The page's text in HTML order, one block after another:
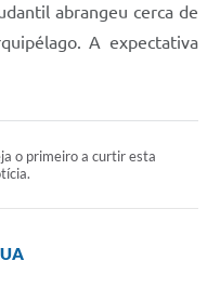
abrangeu cerca de
A expectativa
o primeiro a curtir esta